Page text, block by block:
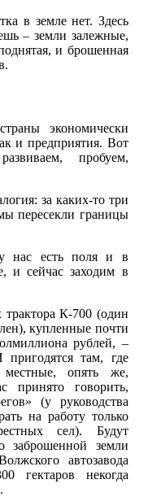
в земле нет. Здесь
– земли залежные,
и брошенная
экономически
и предприятия. Вот
пробуем,
за каких-то три
пересекли границы
нас есть поля и в
и сейчас заходим в
К-700 (один
купленные почти
рублей, –
там, где
местные, опять же,
принято говорить,
(у руководства
на работу только
сел). Будут
заброшенной земли
автозавода
гектаров некогда